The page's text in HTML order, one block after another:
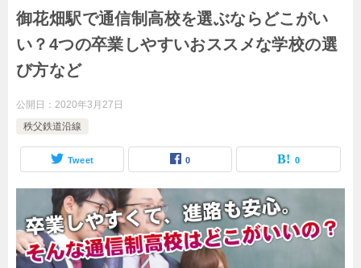
御花畑駅で通信制高校を選ぶならどこがい
い？4つの卒業しやすいおススメな学校の選
び方など
公開日： 2020年3月27日
秩父鉄道沿線
Tweet 0 0